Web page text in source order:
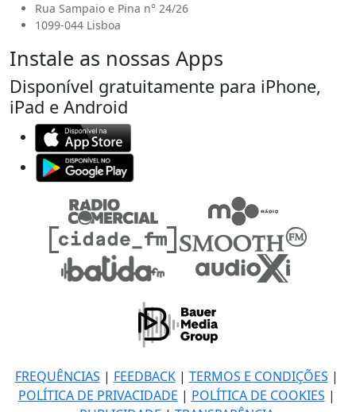
Rua Sampaio e Pina n° 24/26
1099-044 Lisboa
Instale as nossas Apps
Disponível gratuitamente para iPhone,
iPad e Android
FREQUÊNCIAS | FEEDBACK| TERMOS E CONDIÇÕES |
POLÍTICA DE PRIVACIDADE | POLÍTICA DE COOKIES |